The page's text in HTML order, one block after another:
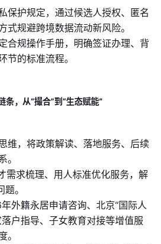
保护规定，通过候选人授权、匿名
式规避跨境数据流动新风险。
合规操作手册，明确签证办理、背
节的标准流程。
，从“撮合”到“生态赋能”
维，将政策解读、落地服务、后续
。
需求梳理、用人标准优化服务，解
。
外籍永居申请咨询、北京“国际人
户指导、子女教育对接等增值服
。